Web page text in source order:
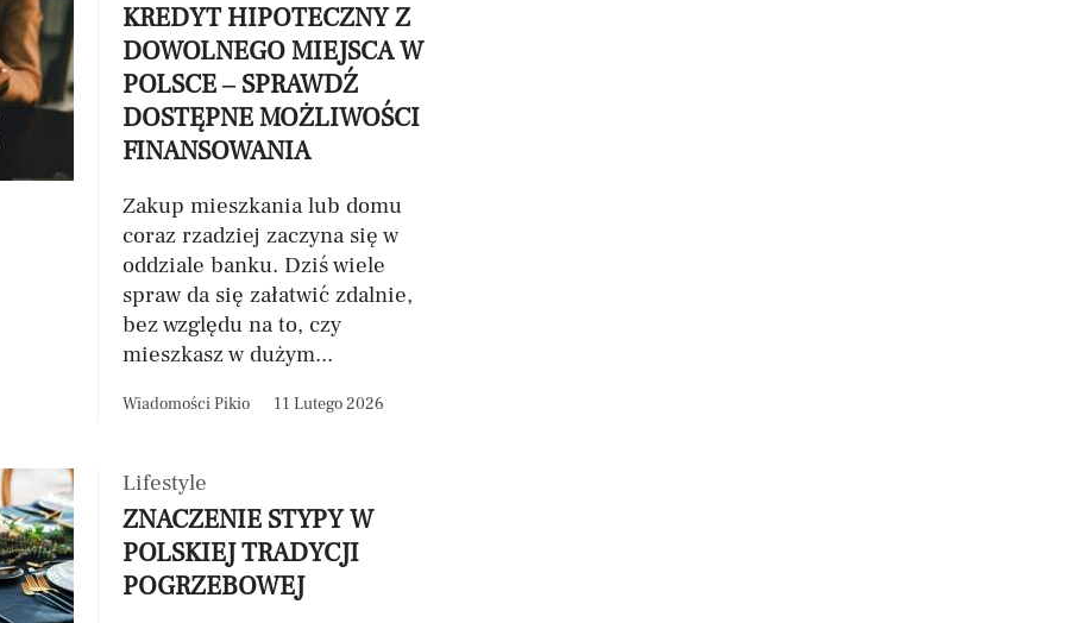
KREDYT HIPOTECZNY Z
DOWOLNEGO MIEJSCA W
POLSCE – SPRAWDŹ
DOSTĘPNE MOŻLIWOŚCI
FINANSOWANIA
Zakup mieszkania lub domu
coraz rzadziej zaczyna się w
oddziale banku. Dziś wiele
spraw da się załatwić zdalnie,
bez względu na to, czy
mieszkasz w dużym...
Wiadomości Pikio 11 Lutego 2026
Lifestyle
ZNACZENIE STYPY W
POLSKIEJ TRADYCJI
POGRZEBOWEJ